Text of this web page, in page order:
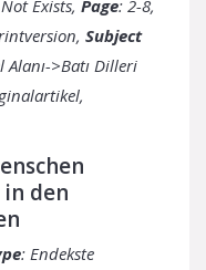
Exists, Page: 2-8,
Subject
Alanı->Batı Dilleri
den
: Endekste